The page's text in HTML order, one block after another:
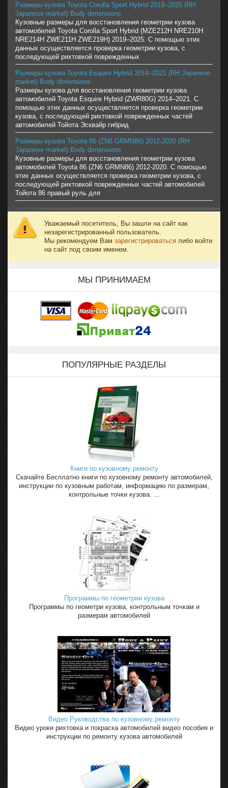
Размеры кузова Toyota Corolla Sport Hybrid 2019–2025 (RH
Japanese market) Body dimensions
Кузовные размеры для восстановления геометрии кузова
автомобилей Toyota Corolla Sport Hybrid (MZE212H NRE210H
NRE214H ZWE211H ZWE219H) 2019–2025. С помощью этих
данных осуществляется проверка геометрии кузова, с
последующей рихтовкой поврежденных
Размеры кузова Toyota Esquire Hybrid 2014–2021 (RH Japanese
market) Body dimensions
Размеры кузова для восстановления геометрии кузова
автомобилей Toyota Esquire Hybrid (ZWR80G) 2014–2021. С
помощью этих данных осуществляется проверка геометрии
кузова, с последующей рихтовкой поврежденных частей
автомобилей Тойота Эсквайр гибрид
Размеры кузова Toyota 86 (ZN6 GRMN86) 2012-2020 (RH
Japanese market) Body dimensions
Кузовные размеры для восстановления геометрии кузова
автомобилей Toyota 86 (ZN6 GRMN86) 2012-2020. С помощью
этих данных осуществляется проверка геометрии кузова, с
последующей рихтовкой поврежденных частей автомобилей
Тойота 86 правый руль для
Уважаемый посетитель, Вы зашли на сайт как
незарегистрированный пользователь.
Мы рекомендуем Вам зарегистрироваться либо войти
на сайт под своим именем.
МЫ ПРИНИМАЕМ
ПОПУЛЯРНЫЕ РАЗДЕЛЫ
Книги по кузовному ремонту
Скачайте Бесплатно книги по кузовному ремонту автомобилей,
инструкции по кузовным работам, информацию по размерам,
контрольные точки кузова. ...
Программы по геометрии кузова
Программы по геометри кузова, контрольным точкам и
размерам автомобилей
Видео Руководства по кузовному ремонту
Видео уроки рихтовка и покраска автомобилей видео пособия и
инструкции по ремонту кузова автомобилей